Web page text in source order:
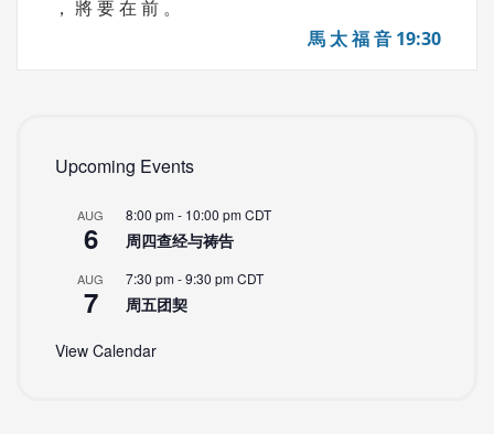
， 將 要 在 前 。
馬 太 福 音 19:30
Upcoming Events
AUG
6
8:00 pm- 10:00 pmCDT
周四查经与祷告
AUG
7
7:30 pm-9:30 pmCDT
周五团契
View Calendar